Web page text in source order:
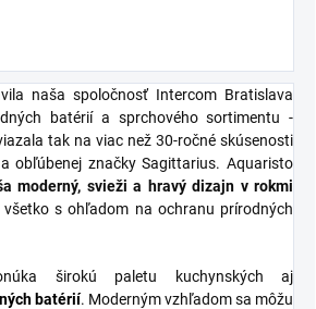
naša spoločnosť Intercom Bratislava
batérií a sprchového sortimentu -
tak na viac než 30-ročné skúsenosti
obľúbenej značky Sagittarius. Aquaristo
moderný, svieži a hravý dizajn v rokmi
s ohľadom na ochranu prírodných
širokú paletu kuchynských aj
batérií. Moderným vzhľadom sa môžu